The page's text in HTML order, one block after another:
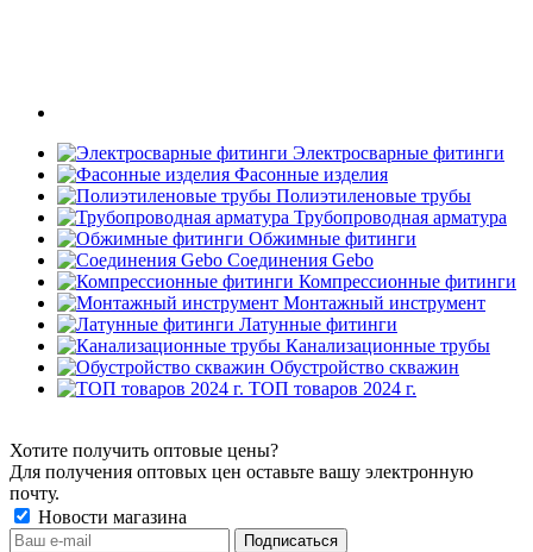
Электросварные фитинги
Фасонные изделия
Полиэтиленовые трубы
Трубопроводная арматура
Обжимные фитинги
Соединения Gebo
Компрессионные фитинги
Монтажный инструмент
Латунные фитинги
Канализационные трубы
Обустройство скважин
ТОП товаров 2024 г.
Хотите получить оптовые цены?
Для получения оптовых цен оставьте вашу электронную
почту.
Новости магазина